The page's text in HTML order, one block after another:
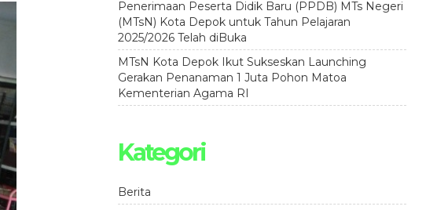
Penerimaan Peserta Didik Baru (PPDB) MTs Negeri
(MTsN) Kota Depok untuk Tahun Pelajaran
2025/2026 Telah diBuka
MTsN Kota Depok Ikut Sukseskan Launching
Gerakan Penanaman 1 Juta Pohon Matoa
Kementerian Agama RI
Kategori
Berita